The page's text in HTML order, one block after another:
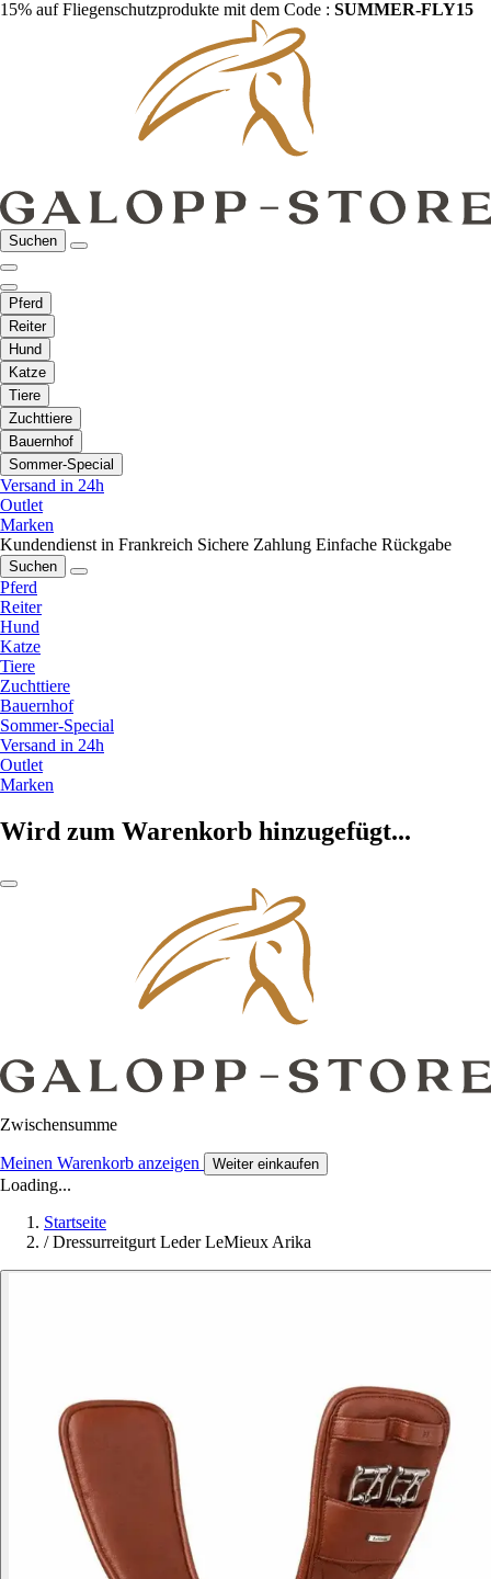
15% auf Fliegenschutzprodukte mit dem Code : SUMMER-FLY15
Suchen
Pferd
Reiter
Hund
Katze
Tiere
Zuchttiere
Bauernhof
Sommer-Special
Versand in 24h
Outlet
Marken
Kundendienst in Frankreich Sichere Zahlung Einfache Rückgabe
Suchen
Pferd
Reiter
Hund
Katze
Tiere
Zuchttiere
Bauernhof
Sommer-Special
Versand in 24h
Outlet
Marken
Wird zum Warenkorb hinzugefügt...
Zwischensumme
Meinen Warenkorb anzeigen Weiter einkaufen
Loading...
Startseite
/ Dressurreitgurt Leder LeMieux Arika